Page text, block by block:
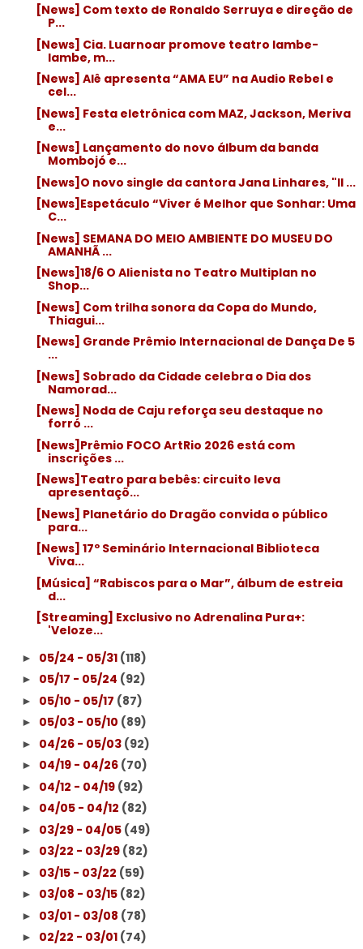
[News] Com texto de Ronaldo Serruya e direção de
P...
[News] Cia. Luarnoar promove teatro lambe-
lambe, m...
[News] Alê apresenta “AMA EU” na Audio Rebel e
cel...
[News] Festa eletrônica com MAZ, Jackson, Meriva
e...
[News] Lançamento do novo álbum da banda
Mombojó e...
[News]O novo single da cantora Jana Linhares, "Il ...
[News]Espetáculo “Viver é Melhor que Sonhar: Uma
C...
[News] SEMANA DO MEIO AMBIENTE DO MUSEU DO
AMANHÃ ...
[News]18/6 O Alienista no Teatro Multiplan no
Shop...
[News] Com trilha sonora da Copa do Mundo,
Thiagui...
[News] Grande Prêmio Internacional de Dança De 5
...
[News] Sobrado da Cidade celebra o Dia dos
Namorad...
[News] Noda de Caju reforça seu destaque no
forró ...
[News]Prêmio FOCO ArtRio 2026 está com
inscrições ...
[News]Teatro para bebês: circuito leva
apresentaçõ...
[News] Planetário do Dragão convida o público
para...
[News] 17º Seminário Internacional Biblioteca
Viva...
[Música] “Rabiscos para o Mar”, álbum de estreia
d...
[Streaming] Exclusivo no Adrenalina Pura+:
'Veloze...
► 05/24 - 05/31 (118)
► 05/17 - 05/24 (92)
► 05/10 - 05/17 (87)
► 05/03 - 05/10 (89)
► 04/26 - 05/03 (92)
► 04/19 - 04/26 (70)
► 04/12 - 04/19 (92)
► 04/05 - 04/12 (82)
► 03/29 - 04/05 (49)
► 03/22 - 03/29 (82)
► 03/15 - 03/22 (59)
► 03/08 - 03/15 (82)
► 03/01 - 03/08 (78)
► 02/22 - 03/01 (74)